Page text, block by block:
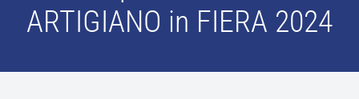
ARTIGIANO in FIERA 2024